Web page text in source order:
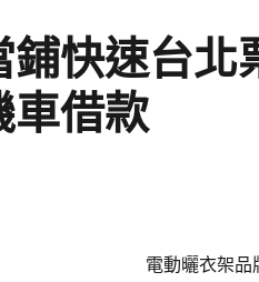
鋪快速台北
車借款
電動曬衣架品